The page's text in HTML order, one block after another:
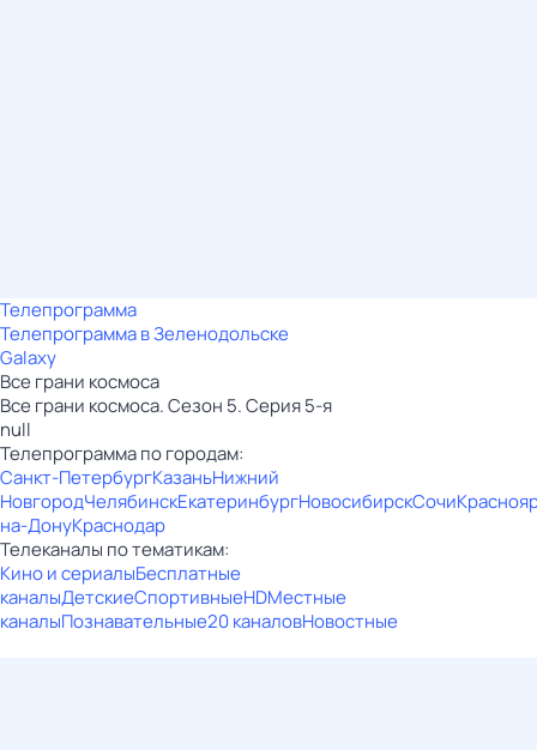
Телепрограмма
Телепрограмма в Зеленодольске
Galaxy
Все грани космоса
Все грани космоса. Сезон 5. Серия 5-я
null
Телепрограмма по городам:
Санкт-ПетербургКазаньНижний
НовгородЧелябинскЕкатеринбургНовосибирскСочи
на-ДонуКраснодар
Телеканалы по тематикам:
Кино и сериалыБесплатные
каналыДетскиеСпортивныеHDМестные
каналыПознавательные20 каналовНовостные